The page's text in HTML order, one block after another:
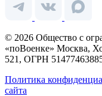
© 2026 Общество с
«поВоенке» Москва,
521, ОГРН
Политика
сайта